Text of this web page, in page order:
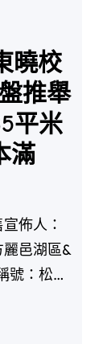
曉校
推舉
平米
滿
佈人：
邑湖區&
號：松泉